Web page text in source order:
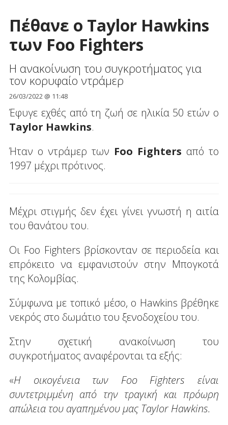
Πέθανε ο Taylor Hawkins
των Foo Fighters
Η ανακοίνωση του συγκροτήματος για
τον κορυφαίο ντράμερ
26/03/2022 @ 11:48
Έφυγε εχθές από τη ζωή σε ηλικία 50 ετών ο
Taylor Hawkins.
Ήταν ο ντράμερ των Foo Fighters από το
1997 μέχρι πρότινος.
Μέχρι στιγμής δεν έχει γίνει γνωστή η αιτία
του θανάτου του.
Οι Foo Fighters βρίσκονταν σε περιοδεία και
επρόκειτο να εμφανιστούν στην Μπογκοτά
της Κολομβίας.
Σύμφωνα με τοπικό μέσο, ο Hawkins βρέθηκε
νεκρός στο δωμάτιο του ξενοδοχείου του.
Στην σχετική ανακοίνωση του
συγκροτήματος αναφέρονται τα εξής:
«Η οικογένεια των Foo Fighters είναι
συντετριμμένη από την τραγική και πρόωρη
απώλεια του αγαπημένου μας Taylor Hawkins.